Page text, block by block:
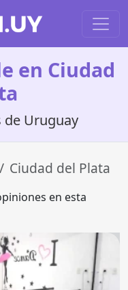
en Ciudad
de Uruguay
Ciudad del Plata
en esta